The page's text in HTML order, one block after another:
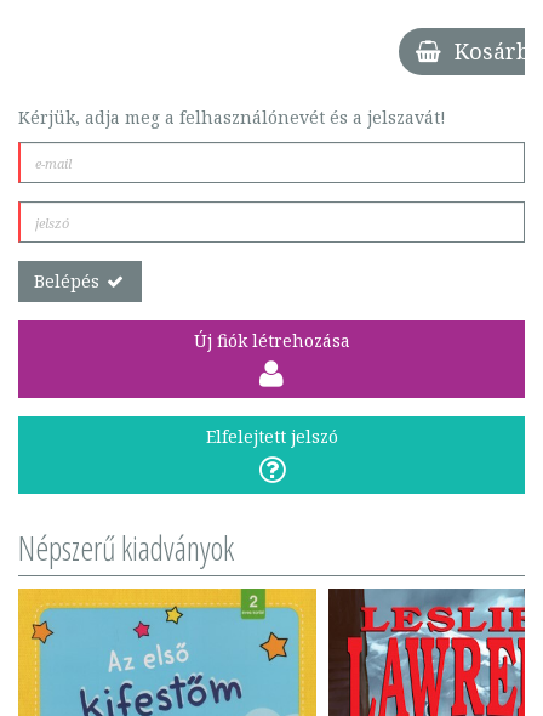
Kosárba
Kérjük, adja meg a felhasználónevét és a jelszavát!
Belépés
Új fiók létrehozása
Elfelejtett jelszó
Népszerű kiadványok